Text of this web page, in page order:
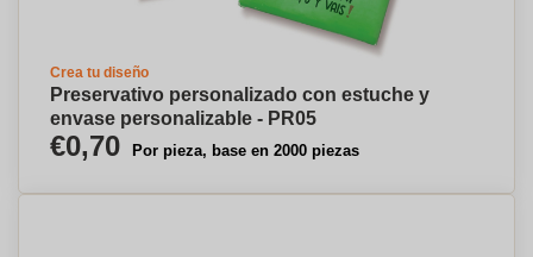
Crea tu diseño
Preservativo personalizado con estuche y
envase personalizable - PR05
€0,70 Por pieza, base en 2000 piezas